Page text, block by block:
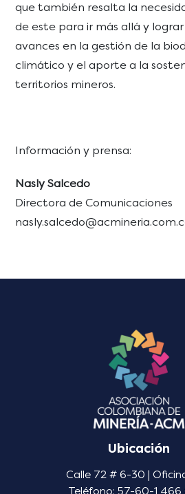
que también resalta la
de este para ir más allá y
avances en la gestión de la
climático y el aporte a la
territorios mineros.
Información y prensa:
Nasly Salcedo
Directora de Comunicaciones
Ubicación
Calle 72 # 6-30 |
Teléfono: 57-60-1 466